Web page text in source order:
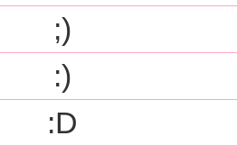
;)
:)
:D